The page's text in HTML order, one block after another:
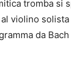
tromba si
violino solista
da